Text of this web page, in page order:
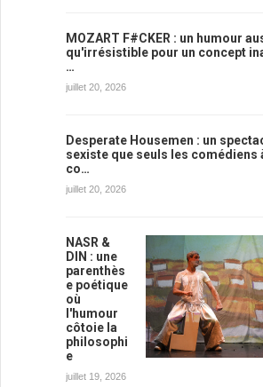
MOZART F#CKER : un humour
qu'irrésistible pour un concept
…
juillet 20, 2026
Desperate Housemen : un
sexiste que seuls les comédiens
co…
juillet 20, 2026
NASR &
DIN : une
parenthès
e poétique
où
l'humour
côtoie la
philosophi
e
juillet 19, 2026